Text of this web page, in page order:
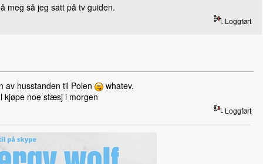
meg så jeg satt på tv guiden.
Loggført
av husstanden til Polen
whatev.
kjøpe noe stæsj i morgen
Loggført